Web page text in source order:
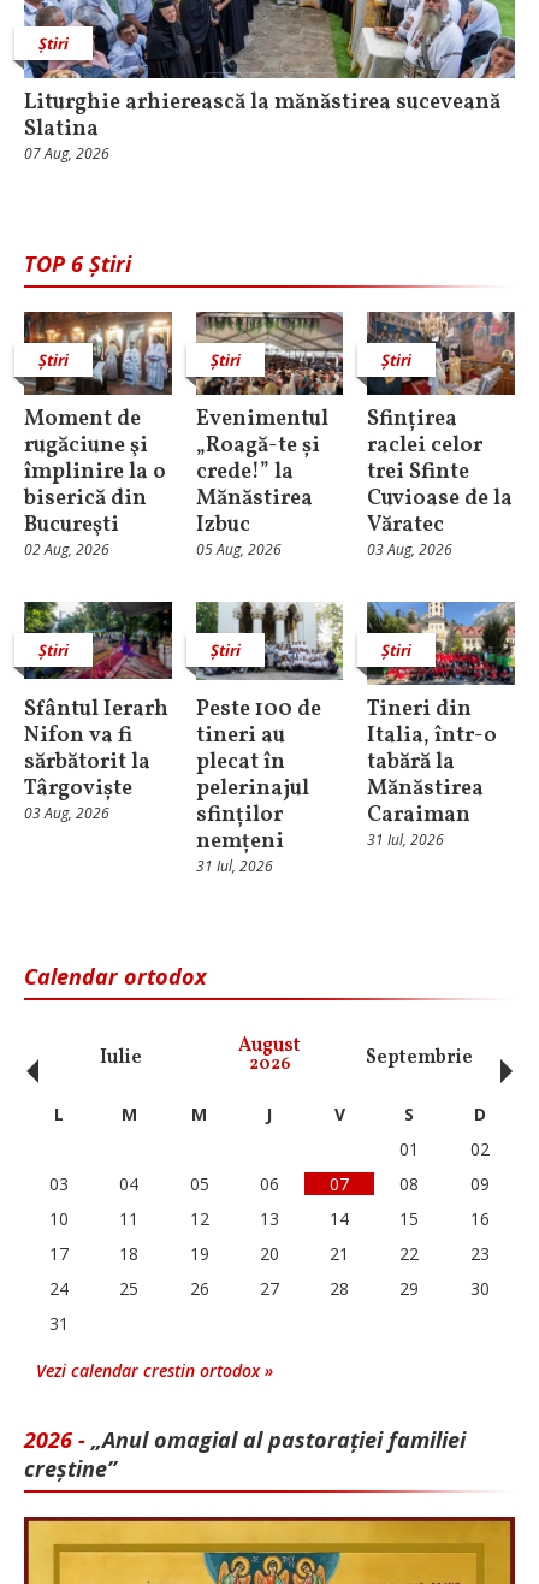
Știri
Liturghie arhierească la mănăstirea suceveană
Slatina
07 Aug, 2026
TOP 6 Știri
Știri
Moment de
rugăciune şi
împlinire la o
biserică din
Bucureşti
02 Aug, 2026
Știri
Evenimentul
„Roagă-te și
crede!” la
Mănăstirea
Izbuc
05 Aug, 2026
Știri
Sfințirea
raclei celor
trei Sfinte
Cuvioase de la
Văratec
03 Aug, 2026
Știri
Sfântul Ierarh
Nifon va fi
sărbătorit la
Târgoviște
03 Aug, 2026
Știri
Peste 100 de
tineri au
plecat în
pelerinajul
sfinților
nemțeni
31 Iul, 2026
Știri
Tineri din
Italia, într-o
tabără la
Mănăstirea
Caraiman
31 Iul, 2026
Calendar ortodox
Iulie August
2026 Septembrie
‹ L M M J V S
D
01
02
03
04 05 06 07 08
09
10
11 12 13 14 15
16
17
18 19 20 21 22
23
24
25 26 27 28 29
30
31
Vezi calendar crestin ortodox »
2026 - „Anul omagial al pastorației familiei
creștine”